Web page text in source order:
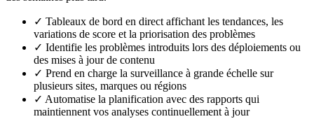
✓ Tableaux de bord en direct affichant les tendances, les
variations de score et la priorisation des problèmes
✓ Identifie les problèmes introduits lors des déploiements ou
des mises à jour de contenu
✓ Prend en charge la surveillance à grande échelle sur
plusieurs sites, marques ou régions
✓ Automatise la planification avec des rapports qui
maintiennent vos analyses continuellement à jour